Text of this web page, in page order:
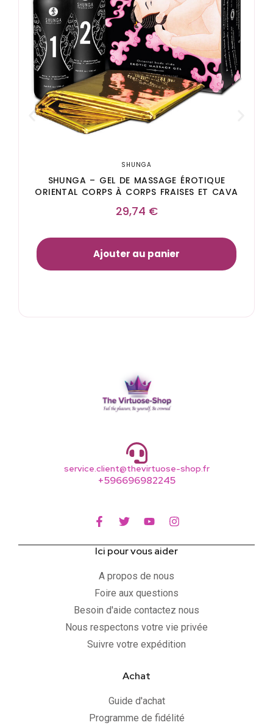
SHUNGA
SHUNGA – GEL DE MASSAGE ÉROTIQUE
ORIENTAL CORPS À CORPS FRAISES ET CAVA
29,74 €
Ajouter au panier
service.client@thevirtuose-shop.fr
+596696982245
Ici pour vous aider
A propos de nous
Foire aux questions
Besoin d'aide contactez nous
Nous respectons votre vie privée
Suivre votre expédition
Achat
Guide d'achat
Programme de fidélité